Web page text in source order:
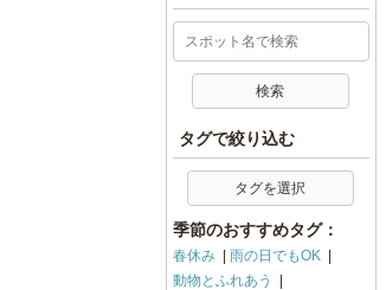
タグで絞り込む
タグを選択
季節のおすすめタグ：
春休み
雨の日でもOK
動物とふれあう